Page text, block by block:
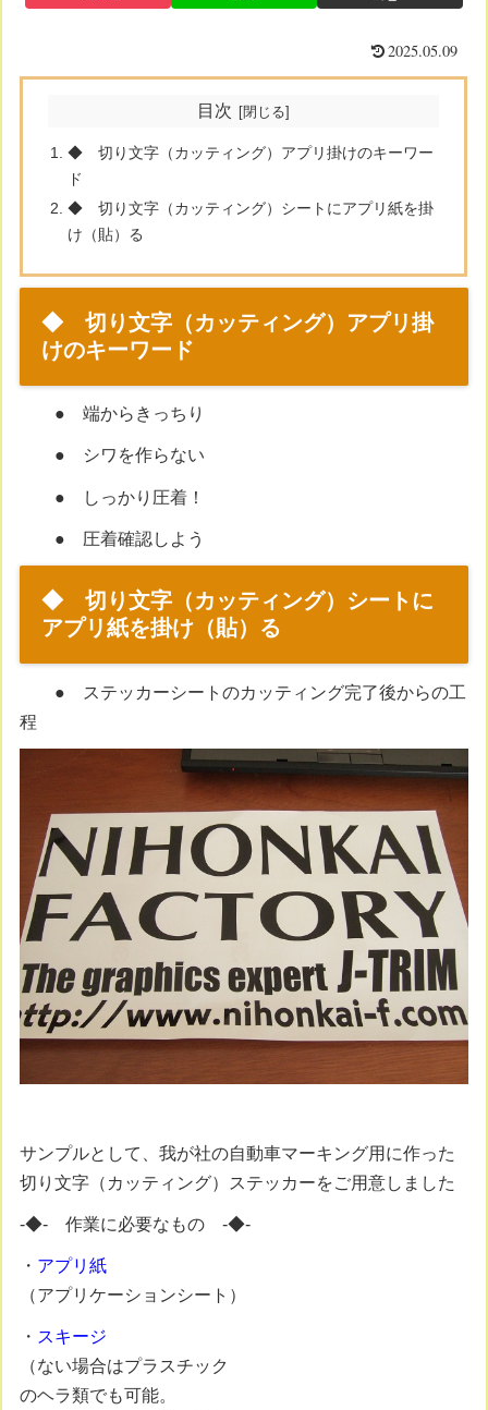
2025.05.09
目次
◆ 切り文字（カッティング）アプリ掛けのキーワー
ド
◆ 切り文字（カッティング）シートにアプリ紙を掛
け（貼）る
◆ 切り文字（カッティング）アプリ掛
けのキーワード
● 端からきっちり
● シワを作らない
● しっかり圧着！
● 圧着確認しよう
◆ 切り文字（カッティング）シートに
アプリ紙を掛け（貼）る
● ステッカーシートのカッティング完了後からの工
程
サンプルとして、我が社の自動車マーキング用に作った
切り文字（カッティング）ステッカーをご用意しました
-◆- 作業に必要なもの -◆-
・ アプリ紙
（アプリケーションシート）
・ スキージ
（ない場合はプラスチック
のヘラ類でも可能。